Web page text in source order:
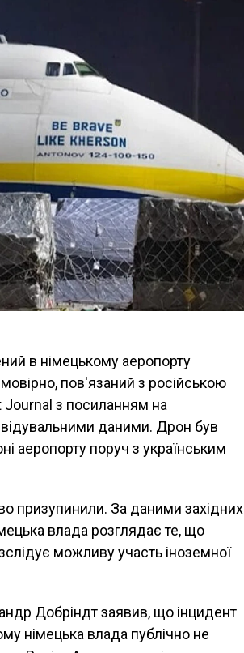
в німецькому аеропорту
пов'язаний з російською
з посиланням на
даними. Дрон був
аеропорту поруч з українським
призупинили. За даними західних
влада розглядає те, що
можливу участь іноземної
Добріндт заявив, що інцидент
німецька влада публічно не